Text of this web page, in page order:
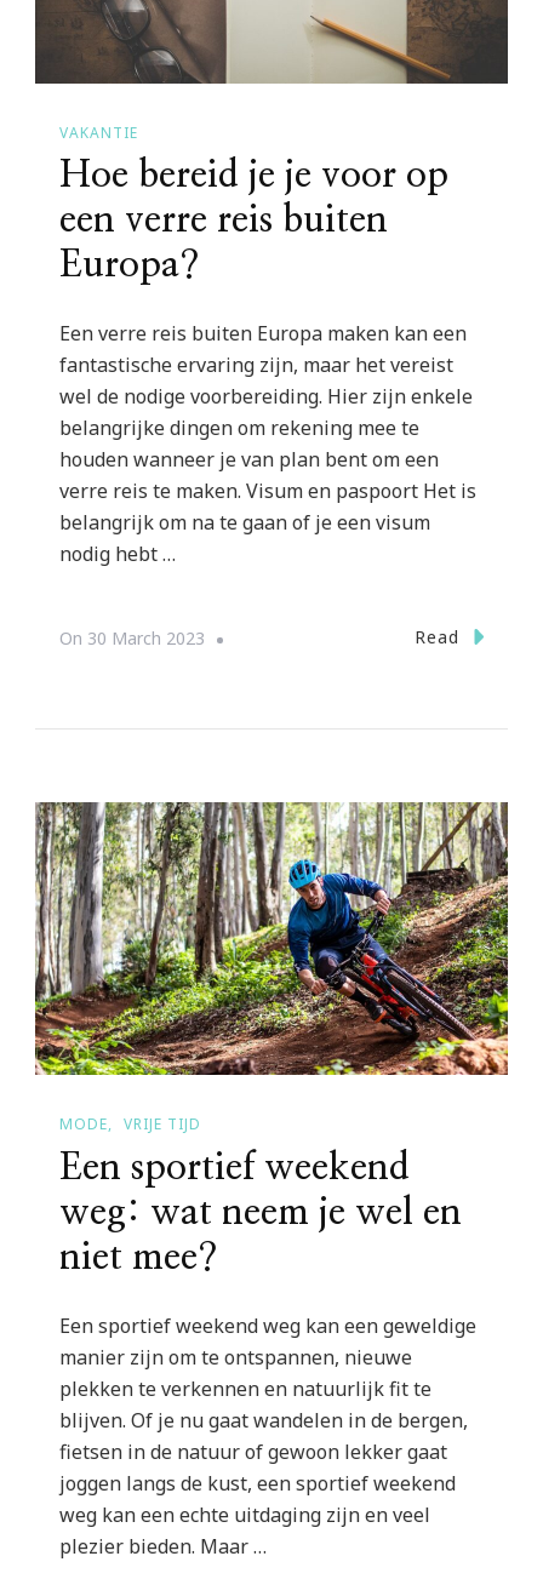
VAKANTIE
Hoe bereid je je voor op
een verre reis buiten
Europa?
Een verre reis buiten Europa maken kan een
fantastische ervaring zijn, maar het vereist
wel de nodige voorbereiding. Hier zijn enkele
belangrijke dingen om rekening mee te
houden wanneer je van plan bent om een
verre reis te maken. Visum en paspoort Het is
belangrijk om na te gaan of je een visum
nodig hebt …
On 30 March 2023 Read
MODE VRIJE TIJD
Een sportief weekend
weg: wat neem je wel en
niet mee?
Een sportief weekend weg kan een geweldige
manier zijn om te ontspannen, nieuwe
plekken te verkennen en natuurlijk fit te
blijven. Of je nu gaat wandelen in de bergen,
fietsen in de natuur of gewoon lekker gaat
joggen langs de kust, een sportief weekend
weg kan een echte uitdaging zijn en veel
plezier bieden. Maar …